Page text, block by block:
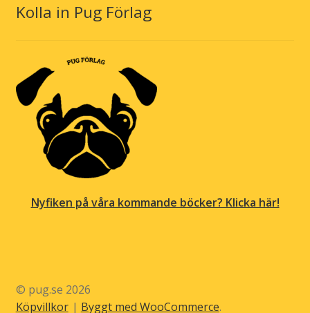
Kolla in Pug Förlag
Nyfiken på våra kommande böcker? Klicka här!
© pug.se 2026
Köpvillkor
Byggt med WooCommerce.